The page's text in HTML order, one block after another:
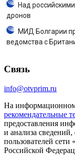
Над
дронов
МИД Болгарии
ведомства с
Связь
info@otvprim.ru
На информационном
рекомендательные
предоставления
и анализа
пользователей
Российской